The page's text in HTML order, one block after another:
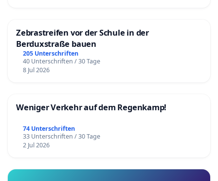
Zebrastreifen vor der Schule in der
Berduxstraße bauen
205 Unterschriften
40 Unterschriften / 30 Tage
8 Jul 2026
Weniger Verkehr auf dem Regenkamp!
74 Unterschriften
33 Unterschriften / 30 Tage
2 Jul 2026